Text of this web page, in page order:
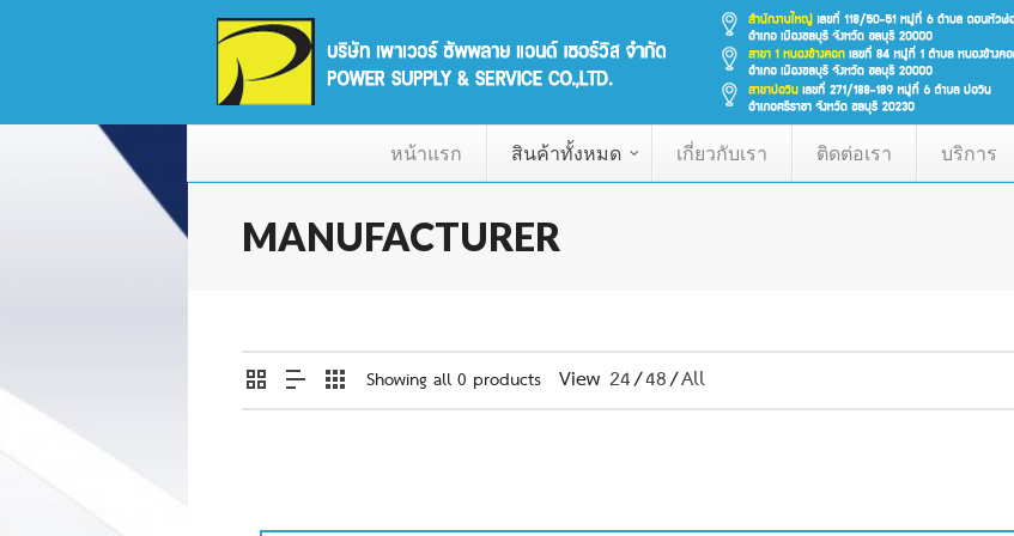
หน้าแรก สินค้าทั้งหมด เกี่ยวกับเรา ติดต่อเรา บริการ
MANUFACTURER
Showing all 0 products View 24/48/All